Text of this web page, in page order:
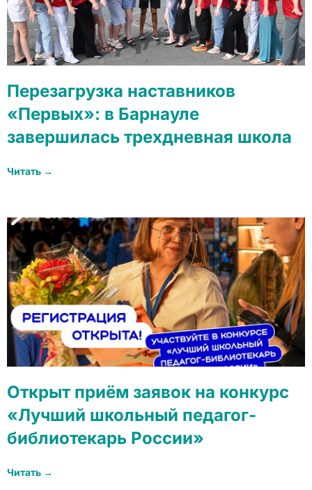
Перезагрузка наставников
«Первых»: в Барнауле
завершилась трехдневная школа
Читать →
Открыт приём заявок на конкурс
«Лучший школьный педагог-
библиотекарь России»
Читать →